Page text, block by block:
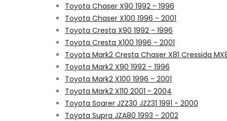
Toyota Chaser X90 1992 - 1996
Toyota Chaser X100 1996 - 2001
Toyota Cresta X90 1992 - 1996
Toyota Cresta X100 1996 - 2001
Toyota Mark2 Cresta Chaser X81 Cressida
Toyota Mark2 X90 1992 - 1996
Toyota Mark2 X100 1996 - 2001
Toyota Mark2 X110 2001 - 2004
Toyota Soarer JZZ30 JZZ31 1991 - 2000
Toyota Supra JZA80 1993 - 2002